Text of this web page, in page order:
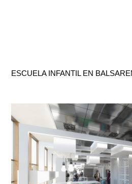
ESCUELA INFANTIL EN